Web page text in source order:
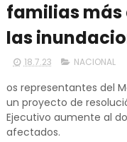
familias
las
18.7.23 NACIONAL
os representantes del
un proyecto de
Ejecutivo aumente al
afectados.